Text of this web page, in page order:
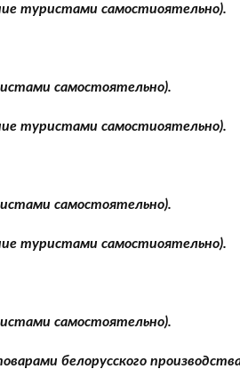
туристами самостиоятельно).
самостоятельно).
туристами самостиоятельно).
самостоятельно).
туристами самостиоятельно).
самостоятельно).
белорусского